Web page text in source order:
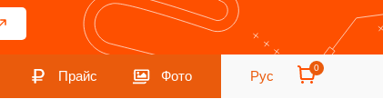
Прайс Фото Рус
0